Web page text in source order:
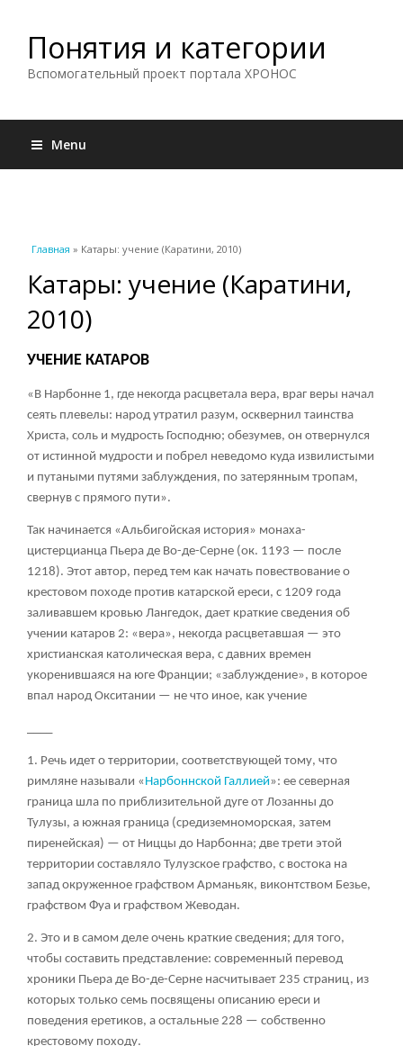
Понятия и категории
Вспомогательный проект портала ХРОНОС
Menu
Вы здесь
Главная » Катары: учение (Каратини, 2010)
Катары: учение (Каратини,
2010)
УЧЕНИЕ КАТАРОВ
«В Нарбонне 1, где некогда расцветала вера, враг веры начал
сеять плевелы: народ утратил разум, осквернил таинства
Христа, соль и мудрость Господню; обезумев, он отвернулся
от истинной мудрости и побрел неведомо куда извилистыми
и путаными путями заблуждения, по затерянным тропам,
свернув с прямого пути».
Так начинается «Альбигойская история» монаха-
цистерцианца Пьера де Во-де-Серне (ок. 1193 — после
1218). Этот автор, перед тем как начать повествование о
крестовом походе против катарской ереси, с 1209 года
заливавшем кровью Лангедок, дает краткие сведения об
учении катаров 2: «вера», некогда расцветавшая — это
христианская католическая вера, с давних времен
укоренившаяся на юге Франции; «заблуждение», в которое
впал народ Окситании — не что иное, как учение
1. Речь идет о территории, соответствующей тому, что
римляне называли «Нарбоннской Галлией»: ее северная
граница шла по приблизительной дуге от Лозанны до
Тулузы, а южная граница (средиземноморская, затем
пиренейская) — от Ниццы до Нарбонна; две трети этой
территории составляло Тулузское графство, с востока на
запад окруженное графством Арманьяк, виконтством Безье,
графством Фуа и графством Жеводан.
2. Это и в самом деле очень краткие сведения; для того,
чтобы составить представление: современный перевод
хроники Пьера де Во-де-Серне насчитывает 235 страниц, из
которых только семь посвящены описанию ереси и
поведения еретиков, а остальные 228 — собственно
крестовому походу.